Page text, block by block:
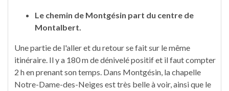
Le chemin de Montgésin part du centre de
Montalbert.
Une partie de l'aller et du retour se fait sur le même
itinéraire. Il y a 180 m de dénivelé positif et il faut compter
2 h en prenant son temps. Dans Montgésin, la chapelle
Notre-Dame-des-Neiges est très belle à voir, ainsi que le